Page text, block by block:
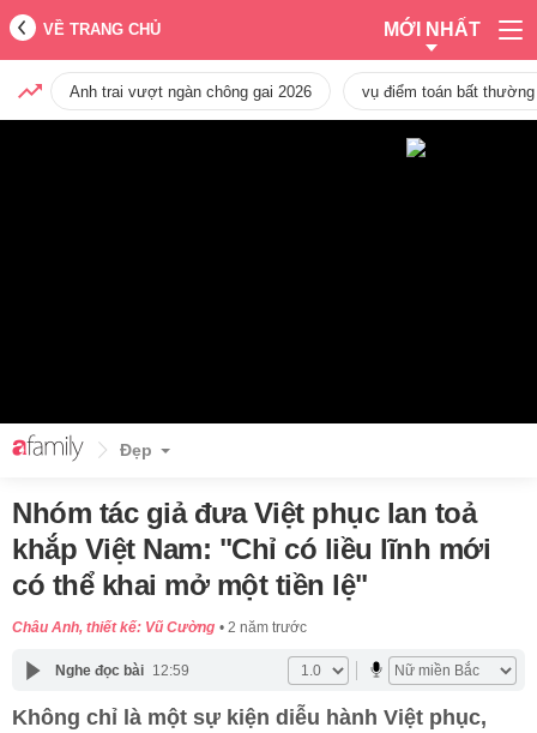
VỀ TRANG CHỦ MỚI NHẤT
Anh trai vượt ngàn chông gai 2026 vụ điểm toán bất
Đẹp
Nhóm tác giả đưa Việt phục lan toả
khắp Việt Nam: "Chỉ có liều lĩnh mới
có thể khai mở một tiền lệ"
Châu Anh, thiết kế: Vũ Cường 2 năm trước
Nghe đọc bài 12:59
Không chỉ là một sự kiện diễu hành Việt phục,